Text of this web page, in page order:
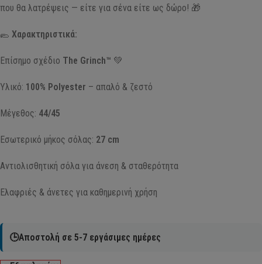
που θα λατρέψεις — είτε για σένα είτε ως δώρο! 🎁
🥿 Χαρακτηριστικά:
Επίσημο σχέδιο The Grinch™ 💚
Υλικό: 100% Polyester – απαλό & ζεστό
Μέγεθος: 44/45
Εσωτερικό μήκος σόλας: 27 cm
Αντιολισθητική σόλα για άνεση & σταθερότητα
Ελαφριές & άνετες για καθημερινή χρήση
🕒Αποστολή σε 5-7 εργάσιμες ημέρες